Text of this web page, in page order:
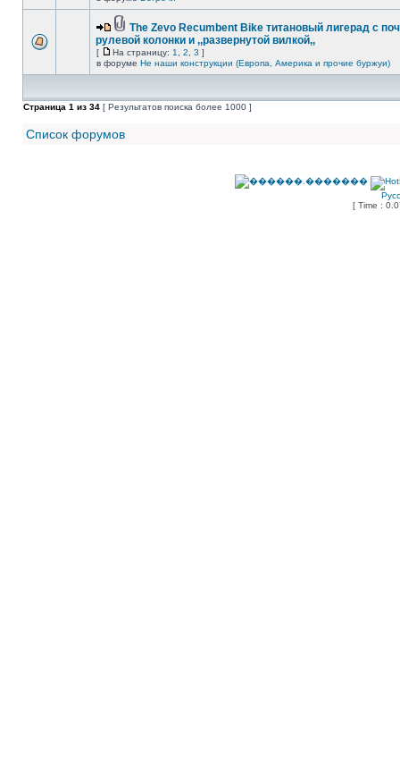
The Zevo Recumbent Bike титановый лигерад с
рулевой колонки и ,,развернутой вилкой,,
[ На страницу: 1 2 3 ]
в форуме Не наши конструкции (Европа, Америка и прочие буржуи)
Страница 1 из 34 [ Результатов поиска более 1000 ]
Список форумов
[ Time :